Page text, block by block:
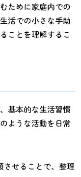
ために家庭内での
活での小さな手助
ことを理解するこ
基本的な生活習慣
ような活動を日常
させることで、整理